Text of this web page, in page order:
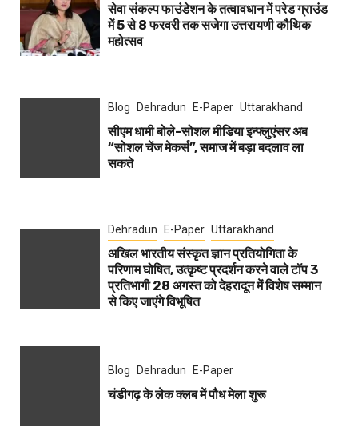
सेवा संकल्प फाउंडेशन के तत्वावधान में परेड ग्राउंड
में 5 से 8 फरवरी तक सजेगा उत्तरायणी कौथिक
महोत्सव
Blog Dehradun E-Paper Uttarakhand
सीएम धामी बोले-सोशल मीडिया इन्फ्लुएंसर अब
“सोशल चेंज मेकर्स”, समाज में बड़ा बदलाव ला
सकते
Dehradun E-Paper Uttarakhand
अखिल भारतीय संस्कृत ज्ञान प्रतियोगिता के
परिणाम घोषित, उत्कृष्ट प्रदर्शन करने वाले टॉप 3
प्रतिभागी 28 अगस्त को देहरादून में विशेष सम्मान
से किए जाएंगे विभूषित
Blog Dehradun E-Paper
चंडीगढ़ के लेक क्लब में पौध मेला शुरू